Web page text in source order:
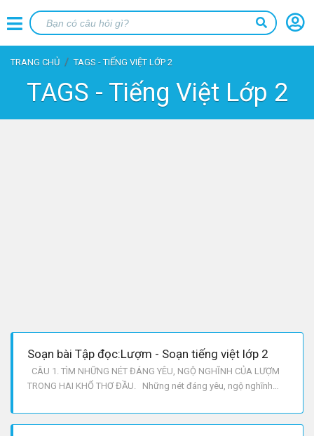
TRANG CHỦ TAGS - TIẾNG VIỆT LỚP 2
TAGS - Tiếng Việt Lớp 2
Soạn bài Tập đọc:Lượm - Soạn tiếng việt lớp 2
CÂU 1. TÌM NHỮNG NÉT ĐÁNG YÊU, NGỘ NGHĨNH CỦA LƯỢM
TRONG HAI KHỔ THƠ ĐẦU. Những nét đáng yêu, ngộ nghĩnh
mình cái xắc nhỏ, đôi chân nhanh thoăn thoắt, ca lô đội lệch,